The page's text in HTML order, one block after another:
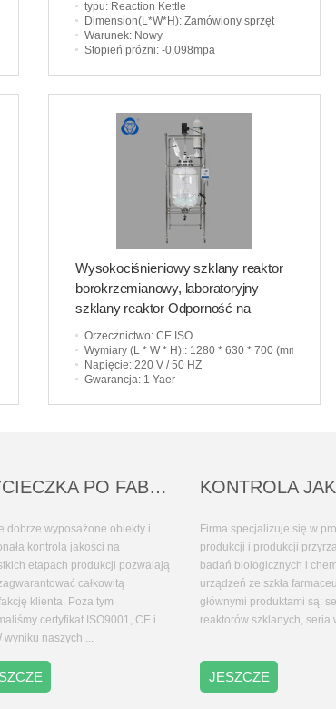
typu: Reaction Kettle
Dimension(L*W*H): Zamówiony sprzęt
Warunek: Nowy
Stopień próżni: -0,098mpa
Wysokociśnieniowy szklany reaktor
borokrzemianowy, laboratoryjny
szklany reaktor Odporność na
korozję
Orzecznictwo: CE ISO
Wymiary (L * W * H):: 1280 * 630 * 700 (mm)
Napięcie: 220 V / 50 HZ
Gwarancja: 1 Yaer
WYCIECZKA PO FABRYCE
dobrze wyposażone obiekty i
kontrola jakości na
etapach produkcji pozwalają
całkowitą
klienta. Poza tym
certyfikat ISO9001, CE i
wyniku naszych ...
KONTROLA
Firma specjalizuje się w
produkcji i produkcji
badań biologicznych i
urządzeń ze szkła
głównymi produktami są:
reaktorów szklanych, seria
JESZCZE